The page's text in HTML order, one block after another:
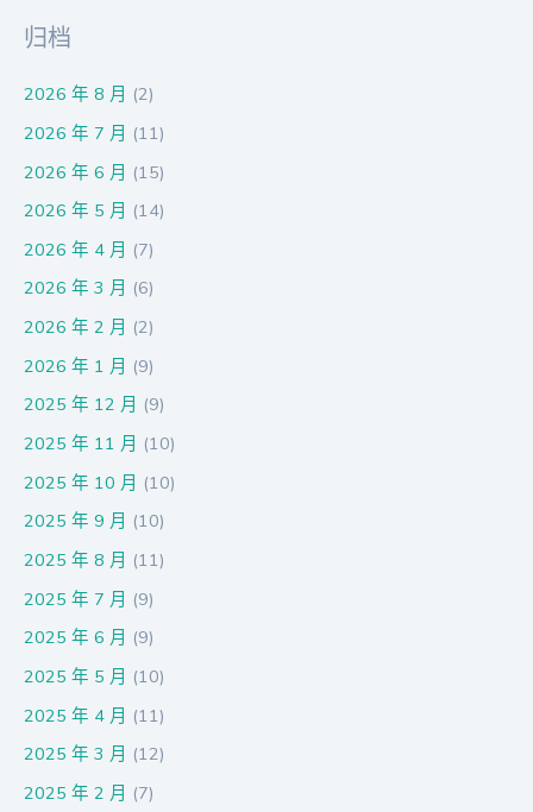
归档
2026 年 8 月 (2)
2026 年 7 月 (11)
2026 年 6 月 (15)
2026 年 5 月 (14)
2026 年 4 月 (7)
2026 年 3 月 (6)
2026 年 2 月 (2)
2026 年 1 月 (9)
2025 年 12 月 (9)
2025 年 11 月 (10)
2025 年 10 月 (10)
2025 年 9 月 (10)
2025 年 8 月 (11)
2025 年 7 月 (9)
2025 年 6 月 (9)
2025 年 5 月 (10)
2025 年 4 月 (11)
2025 年 3 月 (12)
2025 年 2 月 (7)